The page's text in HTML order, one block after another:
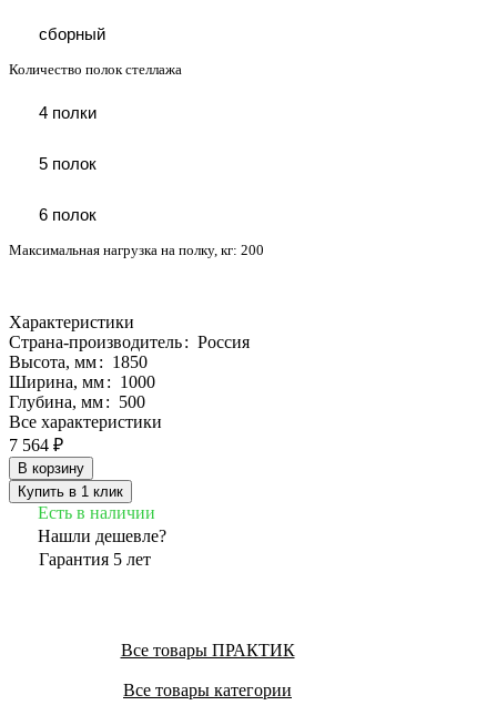
сборный
Количество полок стеллажа
4 полки
5 полок
6 полок
Максимальная нагрузка на полку, кг: 200
Характеристики
Страна-производитель: Россия
Высота, мм: 1850
Ширина, мм: 1000
Глубина, мм: 500
Все характеристики
7 564 ₽
В корзину
Купить в 1 клик
Есть в наличии
Нашли дешевле?
Гарантия 5 лет
Все товары ПРАКТИК
Все товары категории